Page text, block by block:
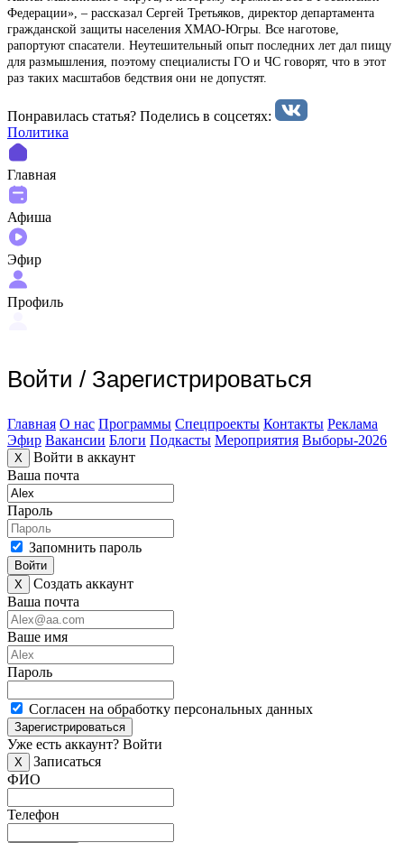
Федерации», – рассказал Сергей Третьяков, директор департамента
гражданской защиты населения ХМАО-Югры. Все наготове,
рапортуют спасатели. Неутешительный опыт последних лет дал пищу
для размышления, поэтому специалисты ГО и ЧС говорят, что в этот
раз таких масштабов бедствия они не допустят.
Понравилась статья? Поделиcь в соцсетях:
Политика
Главная
Афиша
Эфир
Профиль
Войти / Зарегистрироваться
Главная О нас Программы Спецпроекты Контакты Реклама
Эфир Вакансии Блоги Подкасты Мероприятия Выборы-2026
X
Войти в аккаунт
Ваша почта
Пароль
Запомнить пароль
Войти
X
Создать аккаунт
Ваша почта
Ваше имя
Пароль
Согласен на обработку персональных данных
Зарегистрироваться
Уже есть аккаунт? Войти
X
Записаться
ФИО
Телефон